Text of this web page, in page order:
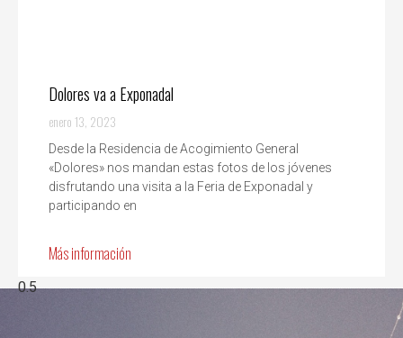
Dolores va a Exponadal
enero 13, 2023
Desde la Residencia de Acogimiento General
«Dolores» nos mandan estas fotos de los jóvenes
disfrutando una visita a la Feria de Exponadal y
participando en
Más información